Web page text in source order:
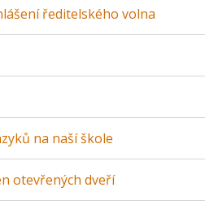
ředitelského volna
na naší škole
otevřených dveří